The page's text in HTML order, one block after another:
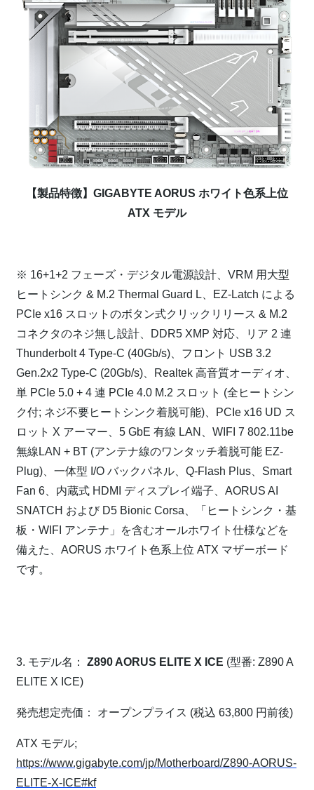
【製品特徴】GIGABYTE AORUS ホワイト色系上位
ATX モデル
※ 16+1+2 フェーズ・デジタル電源設計、VRM 用大型
ヒートシンク & M.2 Thermal Guard L、EZ-Latch による
PCIe x16 スロットのボタン式クリックリリース & M.2
コネクタのネジ無し設計、DDR5 XMP 対応、リア 2 連
Thunderbolt 4 Type-C (40Gb/s)、フロント USB 3.2
Gen.2x2 Type-C (20Gb/s)、Realtek 高音質オーディオ、
単 PCIe 5.0 + 4 連 PCIe 4.0 M.2 スロット (全ヒートシン
ク付; ネジ不要ヒートシンク着脱可能)、PCIe x16 UD ス
ロット X アーマー、5 GbE 有線 LAN、WIFI 7 802.11be
無線LAN + BT (アンテナ線のワンタッチ着脱可能 EZ-
Plug)、一体型 I/O バックパネル、Q-Flash Plus、Smart
Fan 6、内蔵式 HDMI ディスプレイ端子、AORUS AI
SNATCH および D5 Bionic Corsa、「ヒートシンク・基
板・WIFI アンテナ」を含むオールホワイト仕様などを
備えた、AORUS ホワイト色系上位 ATX マザーボード
です。
3. モデル名： Z890 AORUS ELITE X ICE (型番: Z890 A
ELITE X ICE)
発売想定売価： オープンプライス (税込 63,800 円前後)
ATX モデル;
https://www.gigabyte.com/jp/Motherboard/Z890-AORUS-
ELITE-X-ICE#kf